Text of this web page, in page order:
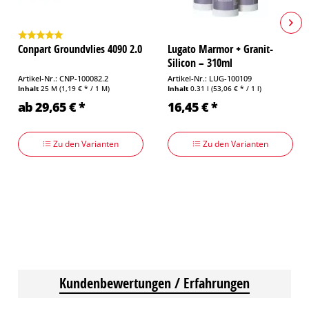
Conpart Groundvlies 4090 2.0
Artikel-Nr.: CNP-100082.2
Inhalt 25 M (1,19 € * / 1 M)
ab 29,65 € *
Zu den Varianten
Lugato Marmor + Granit-
Silicon – 310ml
Artikel-Nr.: LUG-100109
Inhalt 0.31 l (53,06 € * / 1 l)
16,45 € *
Zu den Varianten
Kundenbewertungen / Erfahrungen